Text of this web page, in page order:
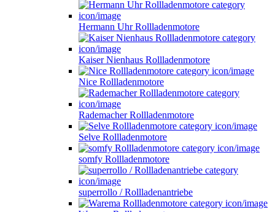
Hermann Uhr Rollladenmotore
Kaiser Nienhaus Rollladenmotore
Nice Rollladenmotore
Rademacher Rollladenmotore
Selve Rollladenmotore
somfy Rollladenmotore
superrollo / Rollladenantriebe